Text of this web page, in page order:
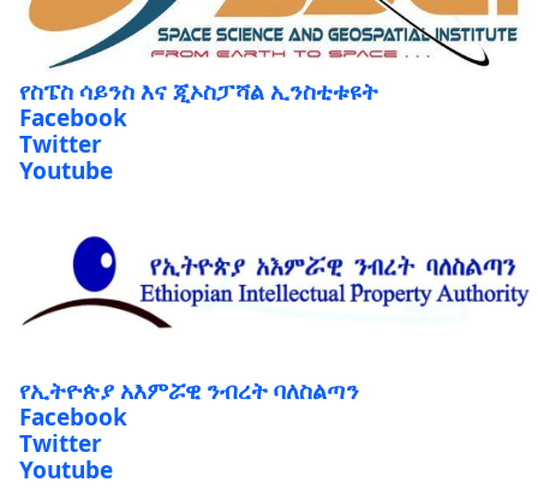
የስፔስ ሳይንስ እና ጂኦስፓሻል ኢንስቲቱዩት
Facebook
Twitter
Youtube
የኢትዮጵያ አእምሯዊ ንብረት ባለስልጣን
Facebook
Twitter
Youtube